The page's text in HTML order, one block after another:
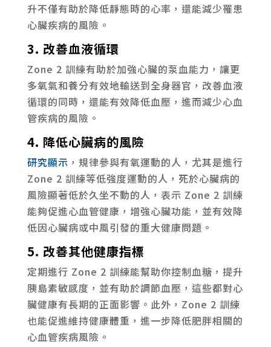
升不僅有助於降低靜態時的心率，還能減少罹患
心臟疾病的風險。
3. 改善血液循環
Zone 2 訓練有助於加強心臟的泵血能力，讓更
多氧氣和養分有效地輸送到全身器官，改善血液
循環的同時，還能有效降低血壓，進而減少心血
管疾病的風險。
4. 降低心臟病的風險
研究顯示 ，規律參與有氧運動的人，尤其是進行
Zone 2 訓練等低強度運動的人，死於心臟病的
風險顯著低於久坐不動的人，表示 Zone 2 訓練
能夠促進心血管健康，增強心臟功能，並有效降
低因心臟病或中風引發的重大健康問題。
5. 改善其他健康指標
定期進行 Zone 2 訓練能幫助你控制血糖，提升
胰島素敏感度，並有助於調節血壓，這些都對心
臟健康有長期的正面影響。此外，Zone 2 訓練
也能促進維持健康體重，進一步降低肥胖相關的
心血管疾病風險。